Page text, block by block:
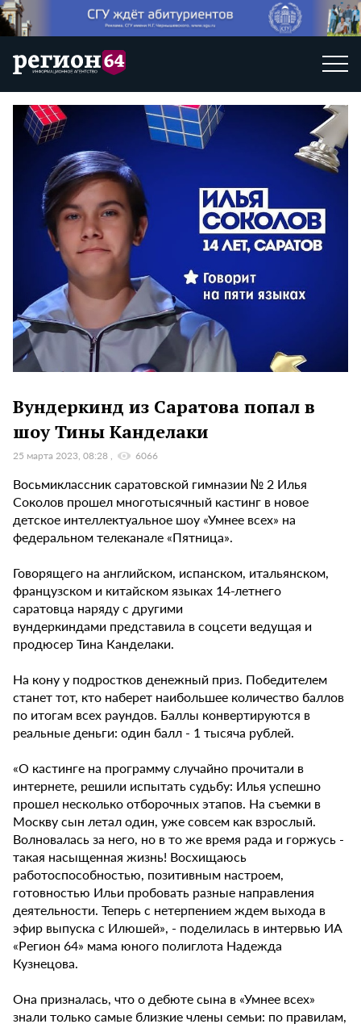
Вундеркинд из Саратова попал в
шоу Тины Канделаки
25 марта 2023, 08:28 6066
Восьмиклассник саратовской гимназии № 2 Илья
Соколов прошел многотысячный кастинг в новое
детское интеллектуальное шоу «Умнее всех» на
федеральном телеканале «Пятница».
Говорящего на английском, испанском, итальянском,
французском и китайском языках 14-летнего
саратовца наряду с другими
вундеркиндами представила в соцсети ведущая и
продюсер Тина Канделаки.
На кону у подростков денежный приз. Победителем
станет тот, кто наберет наибольшее количество баллов
по итогам всех раундов. Баллы конвертируются в
реальные деньги: один балл - 1 тысяча рублей.
«О кастинге на программу случайно прочитали в
интернете, решили испытать судьбу: Илья успешно
прошел несколько отборочных этапов. На съемки в
Москву сын летал один, уже совсем как взрослый.
Волновалась за него, но в то же время рада и горжусь -
такая насыщенная жизнь! Восхищаюсь
работоспособностью, позитивным настроем,
готовностью Ильи пробовать разные направления
деятельности. Теперь с нетерпением ждем выхода в
эфир выпуска с Илюшей», - поделилась в интервью ИА
«Регион 64» мама юного полиглота Надежда
Кузнецова.
Она призналась, что о дебюте сына в «Умнее всех»
знали только самые близкие члены семьи: по правилам,